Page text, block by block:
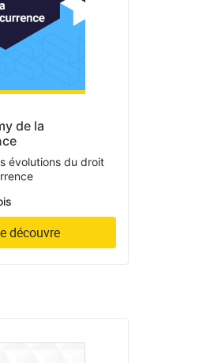
de la
évolutions du droit
découvre